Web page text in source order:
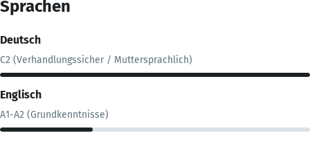
Sprachen
Deutsch
C2 (Verhandlungssicher / Muttersprachlich)
Englisch
A1-A2 (Grundkenntnisse)